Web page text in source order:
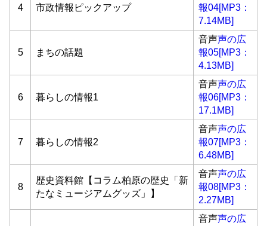
4 市政情報ピックアップ
報04[MP3：
7.14MB]
5 まちの話題
音声声の広
報05[MP3：
4.13MB]
6 暮らしの情報1
音声声の広
報06[MP3：
17.1MB]
7 暮らしの情報2
音声声の広
報07[MP3：
6.48MB]
8
歴史資料館【コラム柏原の歴史「新
たなミュージアムグッズ」】
音声声の広
報08[MP3：
2.27MB]
音声声の広